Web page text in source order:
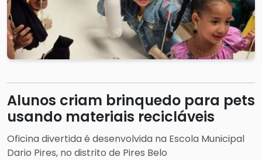
Alunos criam brinquedo para pets
usando materiais recicláveis
Oficina divertida é desenvolvida na Escola Municipal
Dario Pires, no distrito de Pires Belo